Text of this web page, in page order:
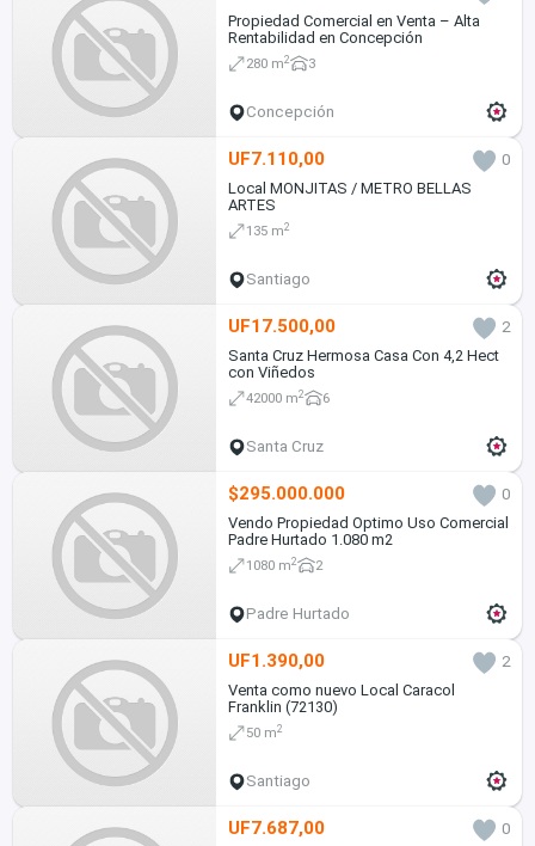
Propiedad Comercial en Venta – Alta
Rentabilidad en Concepción
280 m2 3
Concepción
UF7.110,00
0
Local MONJITAS / METRO BELLAS
ARTES
135 m2
Santiago
UF17.500,00
2
Santa Cruz Hermosa Casa Con 4,2 Hect
con Viñedos
42000 m2 6
Santa Cruz
$295.000.000
0
Vendo Propiedad Optimo Uso Comercial
Padre Hurtado 1.080 m2
1080 m2 2
Padre Hurtado
UF1.390,00
2
Venta como nuevo Local Caracol
Franklin (72130)
50 m2
Santiago
UF7.687,00
0